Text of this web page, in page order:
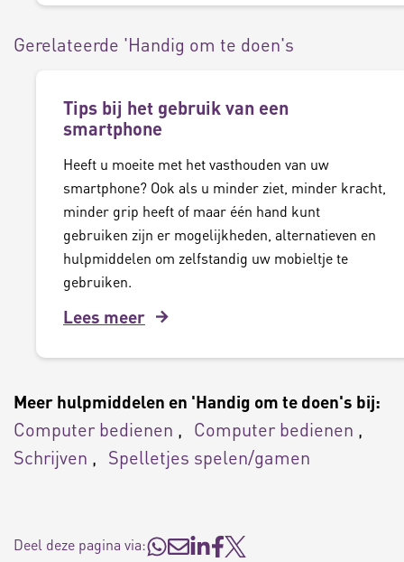
Gerelateerde 'Handig om te doen's
Tips bij het gebruik van een
smartphone
Heeft u moeite met het vasthouden van uw
smartphone? Ook als u minder ziet, minder kracht,
minder grip heeft of maar één hand kunt
gebruiken zijn er mogelijkheden, alternatieven en
hulpmiddelen om zelfstandig uw mobieltje te
gebruiken.
Lees meer
Meer hulpmiddelen en 'Handig om te doen's bij:
Computer bedienen
Computer bedienen
Schrijven
Spelletjes spelen/gamen
Deel deze pagina via: